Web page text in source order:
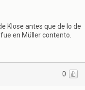
Klose antes que de lo de
en Müller contento.
0